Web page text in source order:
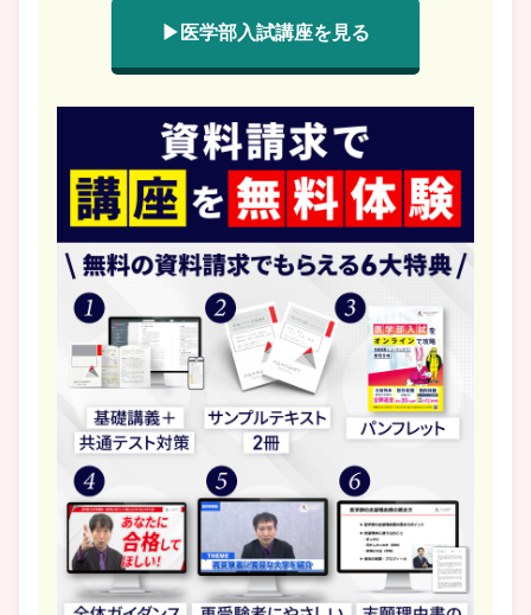
▶医学部入試講座を見る